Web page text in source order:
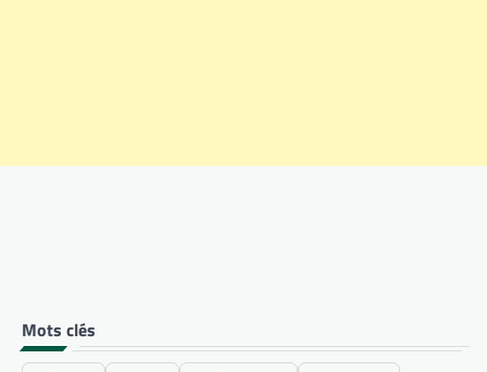
Mots clés